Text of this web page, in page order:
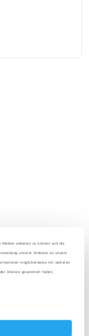
anbieten zu können und die
unserer Website an unsere
möglicherweise mit weiteren
Dienste gesammelt haben.